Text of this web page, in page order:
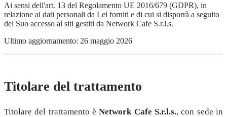
Ai sensi dell'art. 13 del Regolamento UE 2016/679 (GDPR), in
relazione ai dati personali da Lei forniti e di cui si disporrà a seguito
del Suo accesso ai siti gestiti da Network Cafe S.r.l.s.
Ultimo aggiornamento: 26 maggio 2026
Titolare del trattamento
Titolare del trattamento èNetwork Cafe S.r.l.s., con sede in